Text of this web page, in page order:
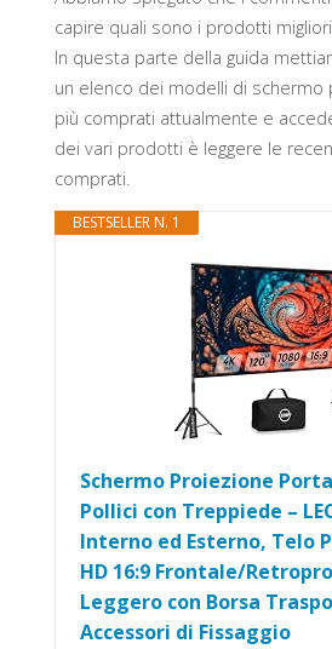
capire quali sono i prodotti migliori.
In questa parte della guida
un elenco dei modelli di
più comprati attualmente e
dei vari prodotti è leggere le
comprati.
BESTSELLER N. 1
Schermo Proiezione
Pollici con Treppiede –
Interno ed Esterno, Telo
HD 16:9 Frontale/
Leggero con Borsa
Accessori di Fissaggio